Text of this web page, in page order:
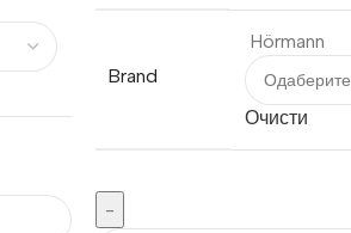
Brand
Hörmann
Очисти